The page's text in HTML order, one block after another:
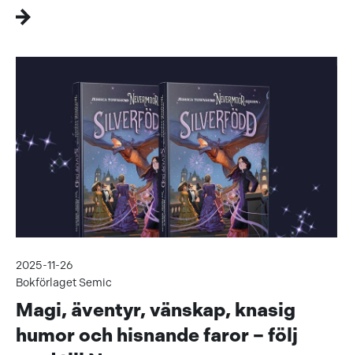
2025-11-26
Bokförlaget Semic
Magi, äventyr, vänskap, knasig
humor och hisnande faror – följ